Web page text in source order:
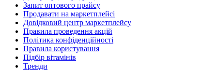
Запит оптового прайсу
Продавати на маркетплейсі
Довідковий центр маркетплейсу
Правила проведення акцій
Політика конфіденційності
Правила користування
Підбір вітамінів
Тренди